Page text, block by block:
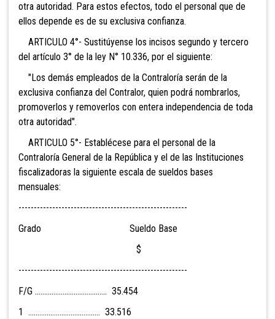
otra autoridad. Para estos efectos, todo el personal que de
ellos depende es de su exclusiva confianza.
ARTICULO 4°- Sustitúyense los incisos segundo y tercero
del artículo 3° de la ley N° 10.336, por el siguiente:
"Los demás empleados de la Contraloría serán de la
exclusiva confianza del Contralor, quien podrá nombrarlos,
promoverlos y removerlos con entera independencia de toda
otra autoridad".
ARTICULO 5°- Establécese para el personal de la
Contraloría General de la República y el de las Instituciones
fiscalizadoras la siguiente escala de sueldos bases
mensuales:
-------------------------------------------------------
Grado Sueldo Base
$
-------------------------------------------------------
F/G ....................................... 35.454
1 ....................................... 33.516